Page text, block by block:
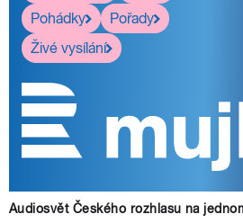
Pohádky
Pořady
Živé vysílání
Audiosvět Českého rozhlasu na